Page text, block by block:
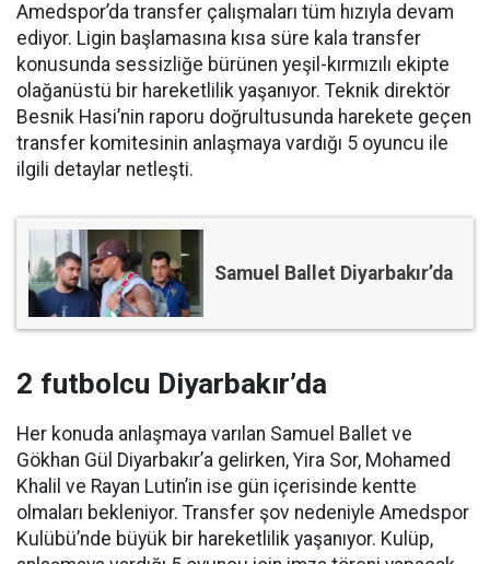
Amedspor’da transfer çalışmaları tüm hızıyla devam
ediyor. Ligin başlamasına kısa süre kala transfer
konusunda sessizliğe bürünen yeşil-kırmızılı ekipte
olağanüstü bir hareketlilik yaşanıyor. Teknik direktör
Besnik Hasi’nin raporu doğrultusunda harekete geçen
transfer komitesinin anlaşmaya vardığı 5 oyuncu ile
ilgili detaylar netleşti.
Samuel Ballet Diyarbakır’da
2 futbolcu Diyarbakır’da
Her konuda anlaşmaya varılan Samuel Ballet ve
Gökhan Gül Diyarbakır’a gelirken, Yira Sor, Mohamed
Khalil ve Rayan Lutin’in ise gün içerisinde kentte
olmaları bekleniyor. Transfer şov nedeniyle Amedspor
Kulübü’nde büyük bir hareketlilik yaşanıyor. Kulüp,